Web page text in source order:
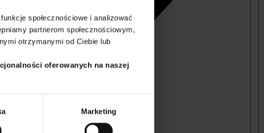
społecznościowe i analizować
partnerom społecznościowym,
otrzymanymi od Ciebie lub
oferowanych na naszej
Marketing